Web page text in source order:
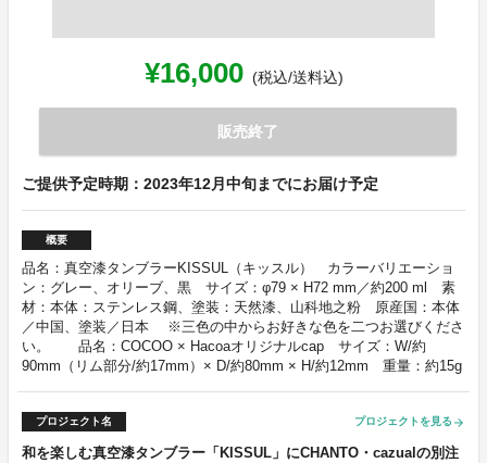
¥16,000 (税込/送料込)
販売終了
ご提供予定時期：2023年12月中旬までにお届け予定
概要
品名：真空漆タンブラーKISSUL（キッスル） カラーバリエーショ
ン：グレー、オリーブ、黒 サイズ：φ79 × H72 mm／約200 ml 素
材：本体：ステンレス鋼、塗装：天然漆、山科地之粉 原産国：本体
／中国、塗装／日本 ※三色の中からお好きな色を二つお選びくださ
い。 品名：COCOO × Hacoaオリジナルcap サイズ：W/約
90mm（リム部分/約17mm）× D/約80mm × H/約12mm 重量：約15g
プロジェクト名 プロジェクトを見る arrow_forward
和を楽しむ真空漆タンブラー「KISSUL」にCHANTO・cazualの別注